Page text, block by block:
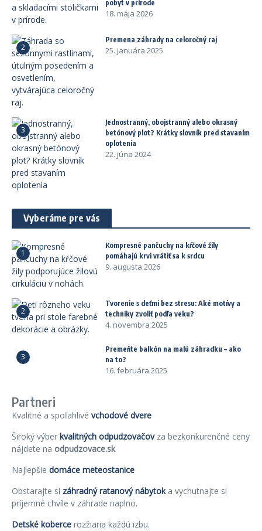
pobyt v prírode
18. mája 2026
2
Premena záhrady na celoročný raj
25. januára 2025
3
Jednostranný, obojstranný alebo okrasný
betónový plot? Krátky slovník pred stavaním
oplotenia
22. júna 2024
Vyberáme pre vás
1
Kompresné pančuchy na kŕčové žily
pomáhajú krvi vrátiť sa k srdcu
9. augusta 2026
2
Tvorenie s deťmi bez stresu: Aké motívy a
techniky zvoliť podľa veku?
4. novembra 2025
3
Premeňte balkón na malú záhradku – ako
na to?
16. februára 2025
Partneri
Kvalitné a spoľahlivé vchodové dvere
Široký výber kvalitných odpudzovačovza bezkonkurenčné ceny
nájdete na odpudzovace.sk
Najlepšie domáce meteostanice
Obstarajte si záhradný ratanový nábytoka vychutnajte si
príjemné chvíle v záhrade naplno.
Detské koberce rozžiaria každú izbu.